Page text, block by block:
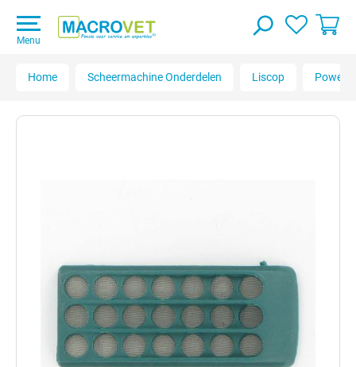
Menu
Home Scheermachine Onderdelen Liscop